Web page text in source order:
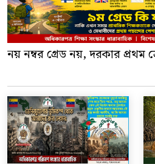
নয় নম্বর গ্রেড নয়, দরকার প্রথম